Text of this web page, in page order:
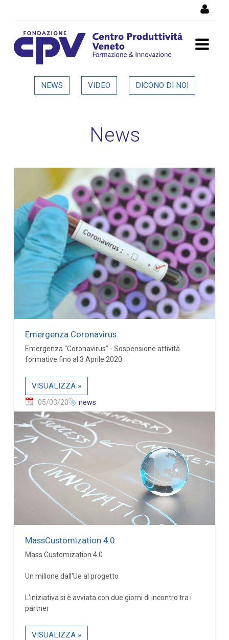
Dettaglio in evidenza
NEWS VIDEO DICONO DI NOI
News
Emergenza Coronavirus
Emergenza “Coronavirus” - Sospensione attività
formative fino al 3 Aprile 2020
VISUALIZZA »
05/03/20 news
MassCustomization 4.0
Mass Customization 4.0
Un milione dall'Ue al progetto
L'iniziativa si è avviata con due giorni di incontro tra i
partner
VISUALIZZA »